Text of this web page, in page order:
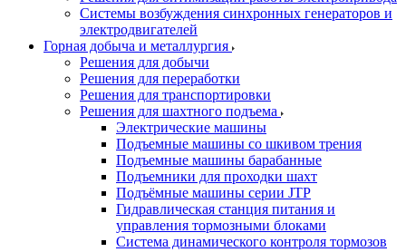
Системы возбуждения синхронных генераторов и
электродвигателей
Горная добыча и металлургия
Решения для добычи
Решения для переработки
Решения для транспортировки
Решения для шахтного подъема
Электрические машины
Подъемные машины со шкивом трения
Подъемные машины барабанные
Подъемники для проходки шахт
Подъёмные машины серии JTP
Гидравлическая станция питания и
управления тормозными блоками
Система динамического контроля тормозов